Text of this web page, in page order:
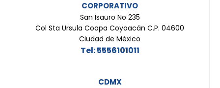
CORPORATIVO
San Isauro No 235
Col Sta Ursula Coapa Coyoacán C.P. 04600
Ciudad de México
Tel: 5556101011
CDMX